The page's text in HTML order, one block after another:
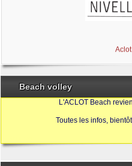
Beach volley
L'ACLOT Beach
Toutes les infos,